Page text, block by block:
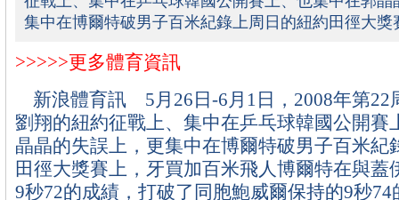
集中在博爾特破男子百米紀錄上周日的紐約田徑大獎
>>>>>更多體育資訊
新浪體育訊 5月26日-6月1日，2008年第22
劉翔的紐約征戰上、集中在乒乓球韓國公開賽
晶晶的失誤上，更集中在博爾特破男子百米紀
田徑大獎賽上，牙買加百米飛人博爾特在與蓋
9秒72的成績，打破了同胞鮑威爾保持的9秒